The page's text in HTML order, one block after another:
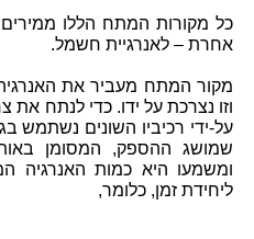
כל מקורות המתח הללו
אחרת – לאנרגיית חשמל.
מקור המתח מעביר את
וזו נצרכת על ידו. כדי לנתח
על-ידי רכיביו השונים נשתמש
ומשמעו היא כמות האנרגיה
ליחידת זמן, כלומר,